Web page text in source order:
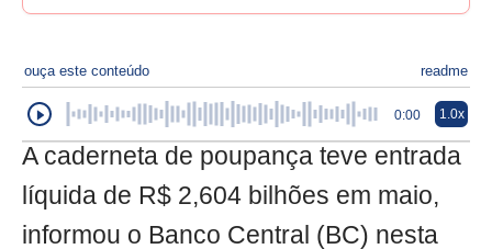
ouça este conteúdo readme
0:00 1.0x
A caderneta de poupança teve entrada
líquida de R$ 2,604 bilhões em maio,
informou o Banco Central (BC) nesta